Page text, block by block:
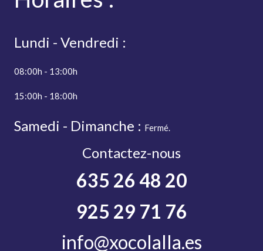
Lundi - Vendredi :
08:00h - 13:00h
15:00h - 18:00h
Samedi - Dimanche : Fermé.
Contactez-nous
635 26 48 20
925 29 71 76
info@xocolalla.es